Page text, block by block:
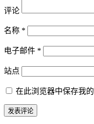
评论
名称 *
电子邮件 *
站点
在此浏览器中保存我